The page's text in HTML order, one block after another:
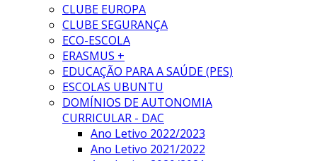
CLUBE EUROPA
CLUBE SEGURANÇA
ECO-ESCOLA
ERASMUS +
EDUCAÇÃO PARA A SAÚDE (PES)
ESCOLAS UBUNTU
DOMÍNIOS DE AUTONOMIA
CURRICULAR - DAC
Ano Letivo 2022/2023
Ano Letivo 2021/2022